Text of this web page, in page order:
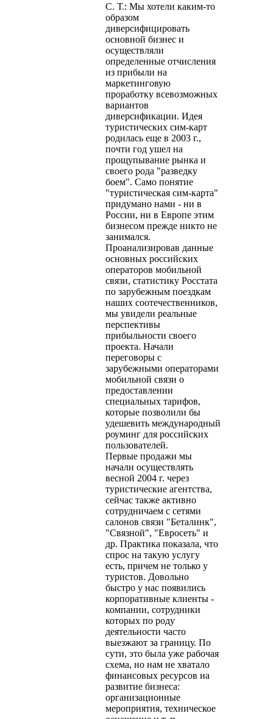
С. Т.: Мы хотели каким-то
образом
диверсифицировать
основной бизнес и
осуществляли
определенные отчисления
из прибыли на
маркетинговую
проработку всевозможных
вариантов
диверсификации. Идея
туристических сим-карт
родилась еще в 2003 г.,
почти год ушел на
прощупывание рынка и
своего рода "разведку
боем". Само понятие
"туристическая сим-карта"
придумано нами - ни в
России, ни в Европе этим
бизнесом прежде никто не
занимался.
Проанализировав данные
основных российских
операторов мобильной
связи, статистику Росстата
по зарубежным поездкам
наших соотечественников,
мы увидели реальные
перспективы
прибыльности своего
проекта. Начали
переговоры с
зарубежными операторами
мобильной связи о
предоставлении
специальных тарифов,
которые позволили бы
удешевить международный
роуминг для российских
пользователей.
Первые продажи мы
начали осуществлять
весной 2004 г. через
туристические агентства,
сейчас также активно
сотрудничаем с сетями
салонов связи "Беталинк",
"Связной", "Евросеть" и
др. Практика показала, что
спрос на такую услугу
есть, причем не только у
туристов. Довольно
быстро у нас появились
корпоративные клиенты -
компании, сотрудники
которых по роду
деятельности часто
выезжают за границу. По
сути, это была уже рабочая
схема, но нам не хватало
финансовых ресурсов на
развитие бизнеса:
организационные
мероприятия, техническое